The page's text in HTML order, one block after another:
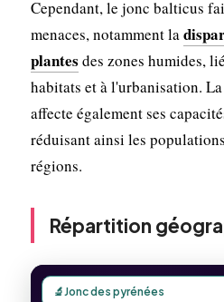
Cependant, le jonc balticus
menaces, notamment la
plantes des zones humides,
habitats et à l'urbanisation. La
affecte également ses
réduisant ainsi les
régions.
Répartition